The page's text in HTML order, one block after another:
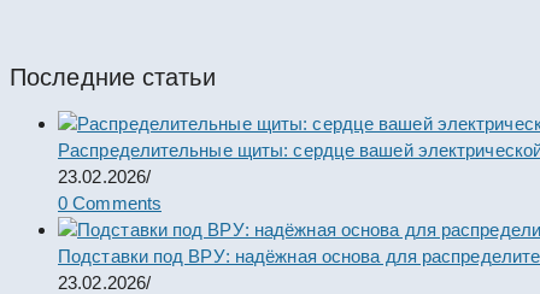
Последние статьи
Распределительные щиты: сердце вашей
23.02.2026/
0 Comments
Подставки под ВРУ: надёжная основа для
23.02.2026/